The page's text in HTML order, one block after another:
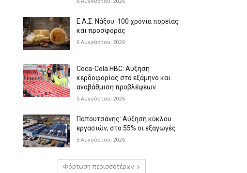
Ε.Α.Σ. Νάξου: 100 χρόνια πορείας
και προσφοράς
6 Αυγούστου, 2026
Coca-Cola HBC: Αύξηση
κερδοφορίας στο εξάμηνο και
αναβάθμιση προβλέψεων
5 Αυγούστου, 2026
Παπουτσάνης: Αύξηση κύκλου
εργασιών, στο 55% οι εξαγωγές
5 Αυγούστου, 2026
Φόρτωση περισσοτέρων